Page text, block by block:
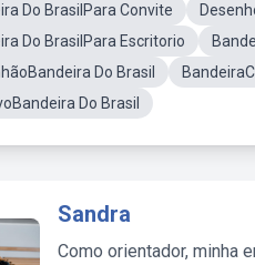
Do BrasilPara Convite
Do BrasilPara Escritorio
Do Brasil
Do Brasil
Sandra
Como orientador, minha